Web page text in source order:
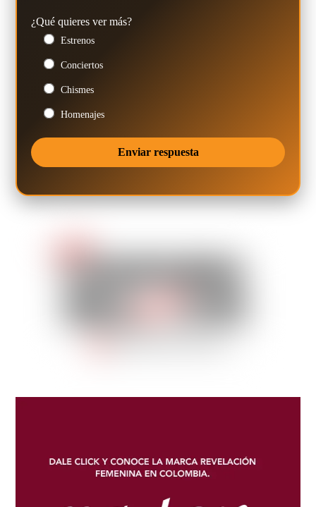
¿Qué quieres ver más?
Estrenos
Conciertos
Chismes
Homenajes